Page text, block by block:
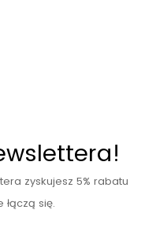
zyskujesz 5% rabatu
się.